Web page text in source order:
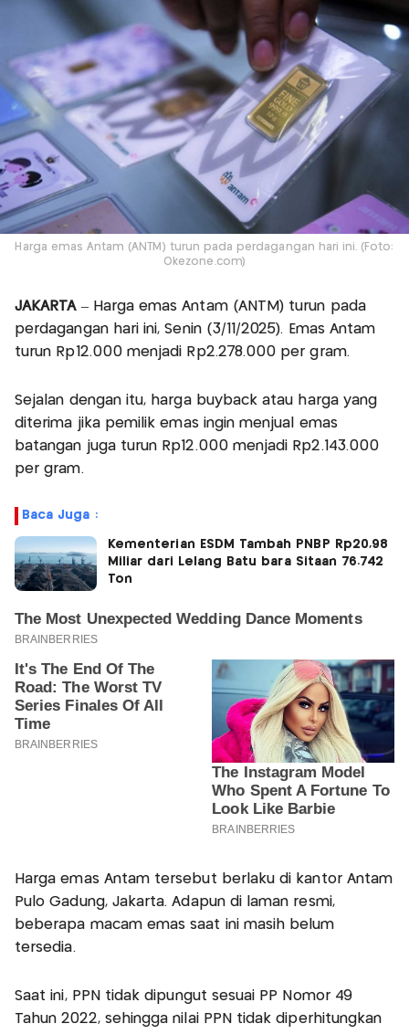
Harga emas Antam (ANTM) turun pada perdagangan hari ini. (Foto:
Okezone.com)
JAKARTA– Harga emas Antam (ANTM) turun pada
perdagangan hari ini, Senin (3/11/2025). Emas Antam
turun Rp12.000 menjadi Rp2.278.000 per gram.
Sejalan dengan itu, harga buyback atau harga yang
diterima jika pemilik emas ingin menjual emas
batangan juga turun Rp12.000 menjadi Rp2.143.000
per gram.
Baca Juga :
Kementerian ESDM Tambah PNBP Rp20,98
Miliar dari Lelang Batu bara Sitaan 76.742
Ton
Harga emas Antam tersebut berlaku di kantor Antam
Pulo Gadung, Jakarta. Adapun di laman resmi,
beberapa macam emas saat ini masih belum
tersedia.
Saat ini, PPN tidak dipungut sesuai PP Nomor 49
Tahun 2022, sehingga nilai PPN tidak diperhitungkan